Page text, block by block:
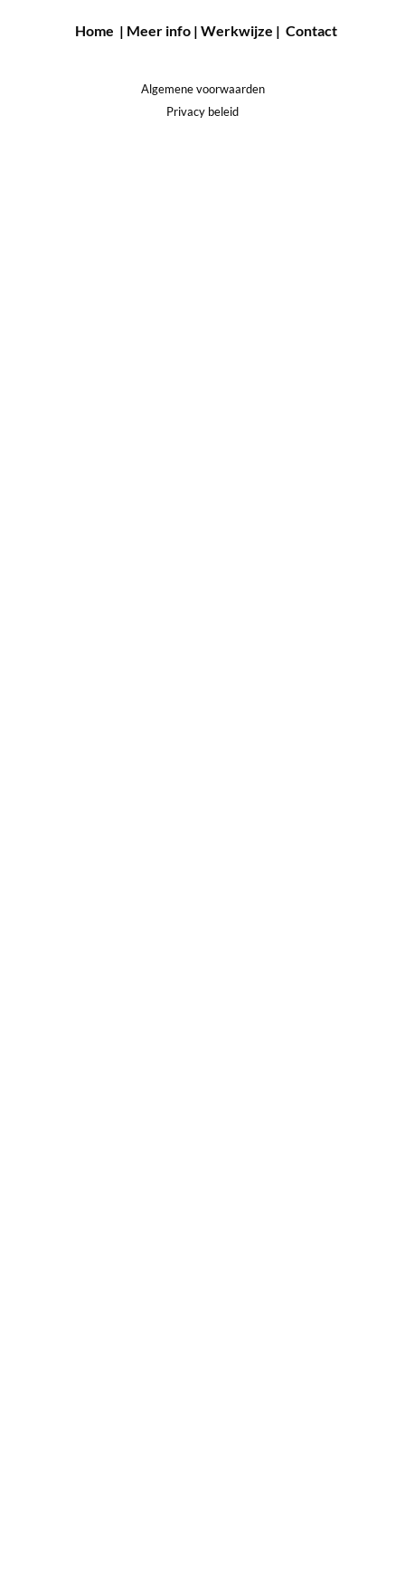
Home | Meer info | Werkwijze | Contact
Algemene voorwaarden
Privacy beleid